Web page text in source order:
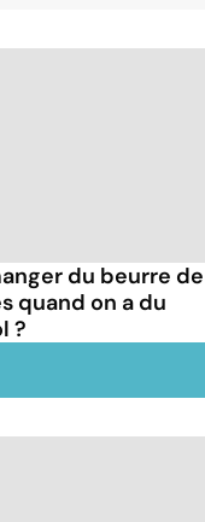
du beurre de
quand on a du
?